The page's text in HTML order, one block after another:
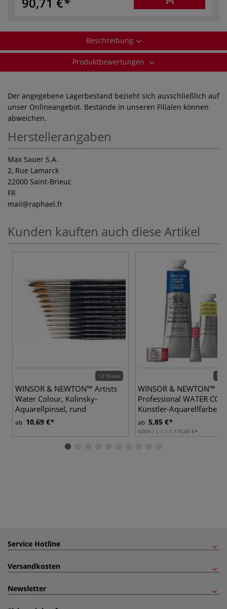
Beschreibung
Produktbewertungen
Der angegebene Lagerbestand bezieht sich ausschließlich auf
unser Onlineangebot. Bestände in unseren Filialen können
abweichen.
Herstellerangaben
Max Sauer S.A.
2, Rue Lamarck
22000 Saint-Brieuc
FR
mail@raphael.fr
Kunden kauften auch diese Artikel
12 Pinsel
WINSOR & NEWTON™ Artists
Water Colour, Kolinsky-
Aquarellpinsel, rund
ab 10,69 €
115
WINSOR & NEWTON™
Professional WATER
Künstler-Aquarellfarbe,
ab 5,85 €
0,005 l | 1 l: 1.170,00 €
Service Hotline
Versandkosten
Newsletter